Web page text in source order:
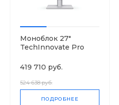
Моноблок 27"
TechInnovate Pro
419 710 руб.
524 638 руб.
ПОДРОБНЕЕ